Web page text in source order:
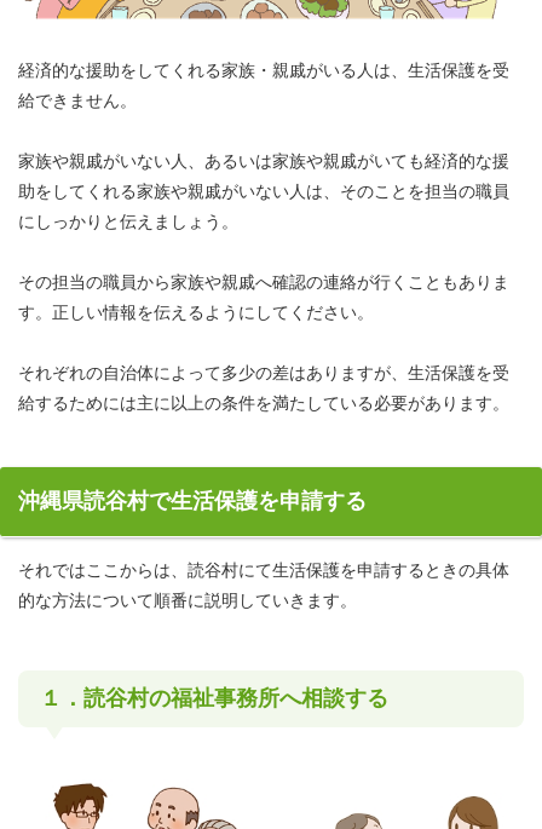
経済的な援助をしてくれる家族・親戚がいる人は、生活保護を受
給できません。
家族や親戚がいない人、あるいは家族や親戚がいても経済的な援
助をしてくれる家族や親戚がいない人は、そのことを担当の職員
にしっかりと伝えましょう。
その担当の職員から家族や親戚へ確認の連絡が行くこともありま
す。正しい情報を伝えるようにしてください。
それぞれの自治体によって多少の差はありますが、生活保護を受
給するためには主に以上の条件を満たしている必要があります。
沖縄県読谷村で生活保護を申請する
それではここからは、読谷村にて生活保護を申請するときの具体
的な方法について順番に説明していきます。
１．読谷村の福祉事務所へ相談する